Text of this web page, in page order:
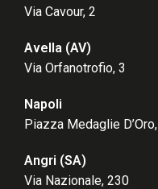
Via Cavour, 2
Avella (AV)
Via Orfanotrofio, 3
Napoli
Piazza Medaglie
Angri (SA)
Via Nazionale, 230